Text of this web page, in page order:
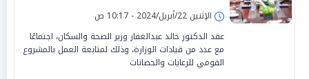
الإثنين 22/أبريل/2024 - 10:17 ص
عقد الدكتور خالد عبدالغفار وزير الصحة والسكان، اجتماعًا
مع عدد من قيادات الوزارة، وذلك لمتابعة العمل بالمشروع
القومي للرعايات والحضانات